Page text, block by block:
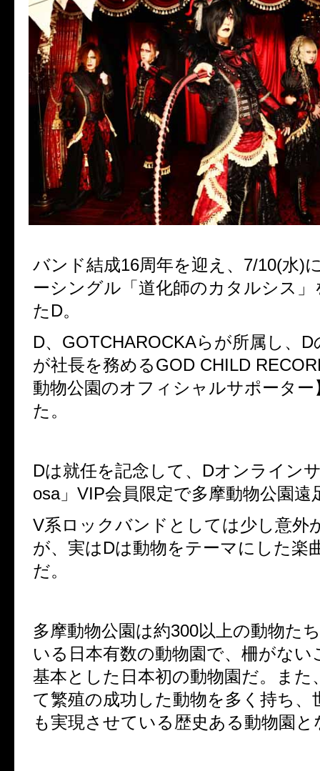
バンド結成16周年を迎え、7/10(水)
ーシングル「道化師のカタルシス
たD。
D、GOTCHAROCKAらが所属し、D
が社長を務めるGOD CHILD
動物公園のオフィシャルサポータ
た。
Dは就任を記念して、Dオンライン
osa」VIP会員限定で多摩動物公園遠
V系ロックバンドとしては少し意外
が、実はDは動物をテーマにした楽
だ。
多摩動物公園は約300以上の動物た
いる日本有数の動物園で、柵がない
基本とした日本初の動物園だ。また
て繁殖の成功した動物を多く持ち、
も実現させている歴史ある動物園